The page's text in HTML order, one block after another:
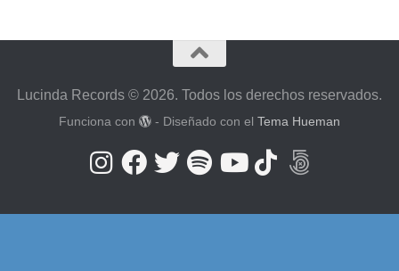
Lucinda Records © 2026. Todos los derechos reservados.
Funciona con - Diseñado con el Tema Hueman